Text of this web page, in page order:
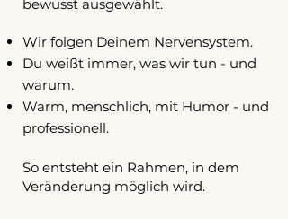
bewusst ausgewählt.
Wir folgen Deinem Nervensystem.
Du weißt immer, was wir tun - und
warum.
Warm, menschlich, mit Humor - und
professionell.
So entsteht ein Rahmen, in dem
Veränderung möglich wird.